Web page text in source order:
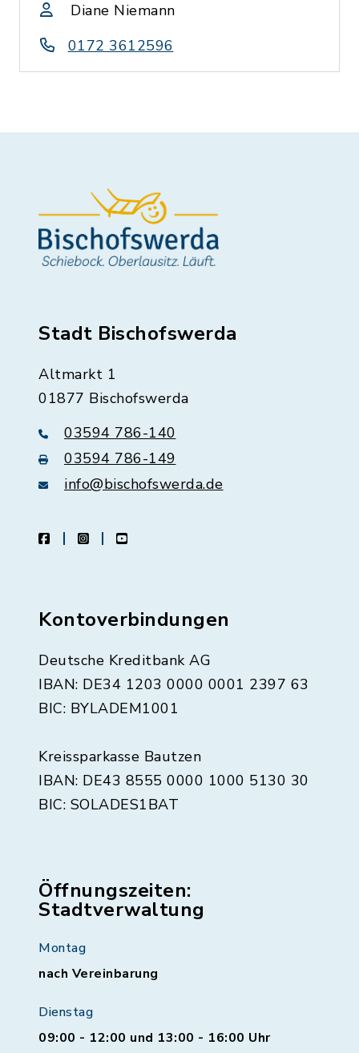
Diane Niemann
0172 3612596
Stadt Bischofswerda
Altmarkt 1
01877 Bischofswerda
03594 786-140
03594 786-149
info@bischofswerda.de
facebookinstagramyoutube
Kontoverbindungen
Deutsche Kreditbank AG
IBAN: DE34 1203 0000 0001 2397 63
BIC: BYLADEM1001
Kreissparkasse Bautzen
IBAN: DE43 8555 0000 1000 5130 30
BIC: SOLADES1BAT
Öffnungszeiten:
Stadtverwaltung
Montag
nach Vereinbarung
Dienstag
09:00 - 12:00 und 13:00 - 16:00 Uhr